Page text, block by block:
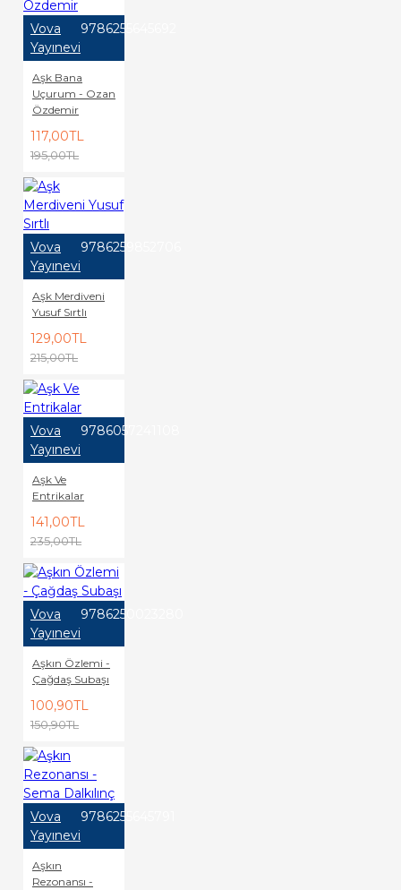
Vova
Yayınevi
9786255645692
Aşk Bana
Uçurum - Ozan
Özdemir
117,00TL
195,00TL
Vova
Yayınevi
9786259852706
Aşk Merdiveni
Yusuf Sırtlı
129,00TL
215,00TL
Vova
Yayınevi
9786057241108
Aşk Ve
Entrikalar
141,00TL
235,00TL
Vova
Yayınevi
9786250023280
Aşkın Özlemi -
Çağdaş Subaşı
100,90TL
150,90TL
Vova
Yayınevi
9786255645791
Aşkın
Rezonansı -